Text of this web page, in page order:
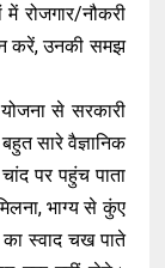
रोजगार/नौकरी
न करें, उनकी समझ
से सरकारी
सारे वैज्ञानिक
पर पहुंच पाता
भाग्य से कुंए
स्वाद चख पाते